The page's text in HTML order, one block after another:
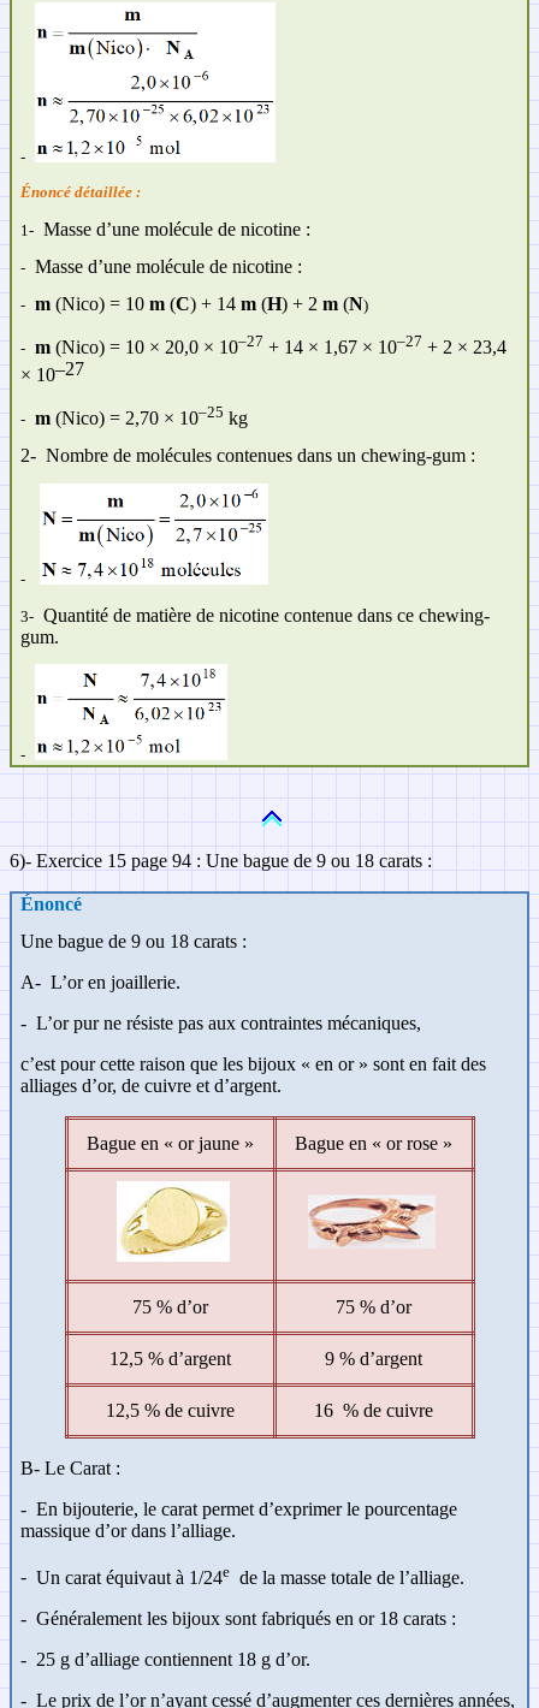
-
Énoncé détaillée :
1- Masse d’une molécule de nicotine :
- Masse d’une molécule de nicotine :
- m (Nico) = 10m (C) + 14m (H) + 2m (N)
- m (Nico) = 10 × 20,0 × 10–27 + 14 × 1,67 × 10–27 + 2 × 23,4
× 10–27
- m (Nico) = 2,70 × 10–25 kg
2- Nombre de molécules contenues dans un chewing-gum :
-
3- Quantité de matière de nicotine contenue dans ce chewing-
gum.
-
6)- Exercice 15 page 94 : Une bague de 9 ou 18 carats :
Énoncé
Une bague de 9 ou 18 carats :
A- L’or en joaillerie.
- L’or pur ne résiste pas aux contraintes mécaniques,
c’est pour cette raison que les bijoux « en or » sont en fait des
alliages d’or, de cuivre et d’argent.
Bague en « or jaune » Bague en « or rose »
75 % d’or 75 % d’or
12,5 % d’argent 9 % d’argent
12,5 % de cuivre 16 % de cuivre
B-Le Carat :
- En bijouterie, le carat permet d’exprimer le pourcentage
massique d’or dans l’alliage.
- Un carat équivaut à 1/24e de la masse totale de l’alliage.
- Généralement les bijoux sont fabriqués en or 18 carats :
- 25 g d’alliage contiennent 18 g d’or.
- Le prix de l’or n’ayant cessé d’augmenter ces dernières années,